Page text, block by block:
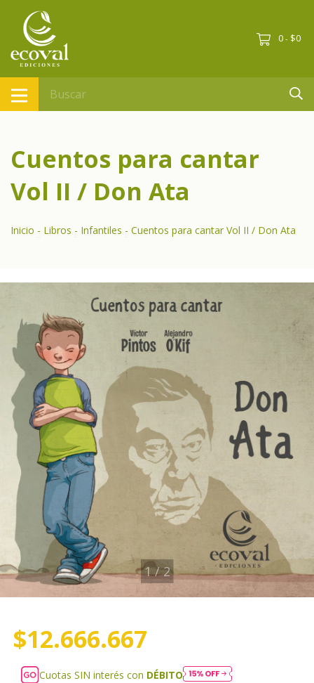
0 - $0
Cuentos para cantar
Vol II / Don Ata
Inicio - Libros - Infantiles - Cuentos para cantar Vol II / Don Ata
1/2
$12.666.667
Cuotas SIN interés con DÉBITO